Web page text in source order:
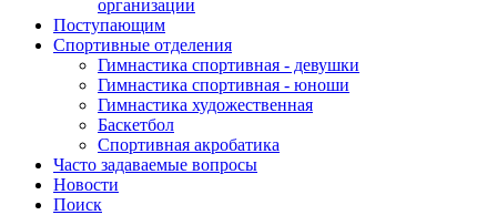
организации
Поступающим
Спортивные отделения
Гимнастика спортивная - девушки
Гимнастика спортивная - юноши
Гимнастика художественная
Баскетбол
Спортивная акробатика
Часто задаваемые вопросы
Новости
Поиск